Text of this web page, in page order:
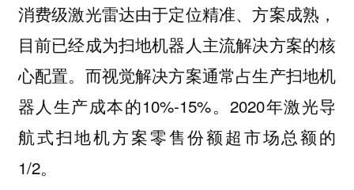
消费级激光雷达由于定位精准、方案成熟，
目前已经成为扫地机器人主流解决方案的核
心配置。而视觉解决方案通常占生产扫地机
器人生产成本的10%-15%。2020年激光导
航式扫地机方案零售份额超市场总额的
1/2。